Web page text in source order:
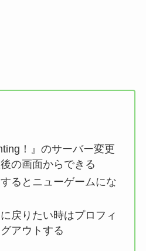
！』のサーバー変更
の画面からできる
るとニューゲームにな
戻りたい時はプロフィ
アウトする